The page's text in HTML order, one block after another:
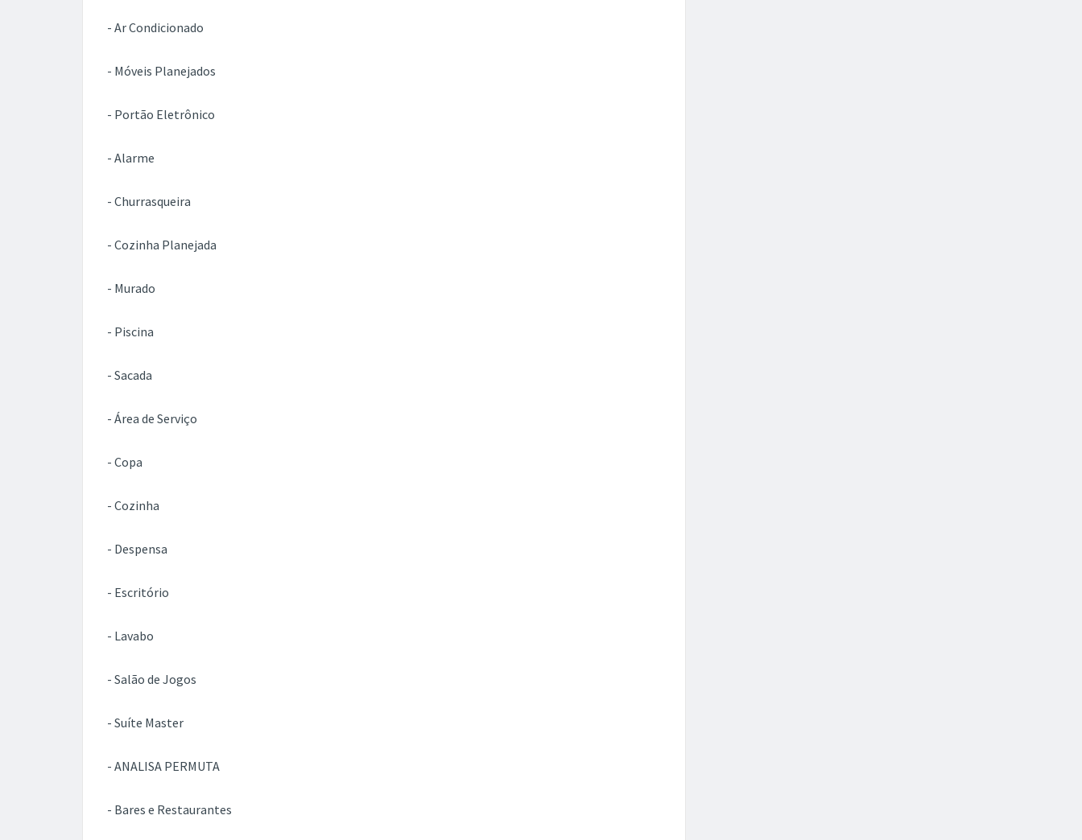
- Ar Condicionado
- Móveis Planejados
- Portão Eletrônico
- Alarme
- Churrasqueira
- Cozinha Planejada
- Murado
- Piscina
- Sacada
- Área de Serviço
- Copa
- Cozinha
- Despensa
- Escritório
- Lavabo
- Salão de Jogos
- Suíte Master
- ANALISA PERMUTA
- Bares e Restaurantes